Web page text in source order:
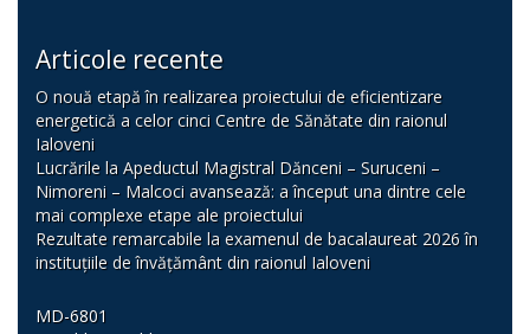
Articole recente
O nouă etapă în realizarea proiectului de eficientizare
energetică a celor cinci Centre de Sănătate din raionul
Ialoveni
Lucrările la Apeductul Magistral Dănceni – Suruceni –
Nimoreni – Malcoci avansează: a început una dintre cele
mai complexe etape ale proiectului
Rezultate remarcabile la examenul de bacalaureat 2026 în
instituțiile de învățământ din raionul Ialoveni
MD-6801